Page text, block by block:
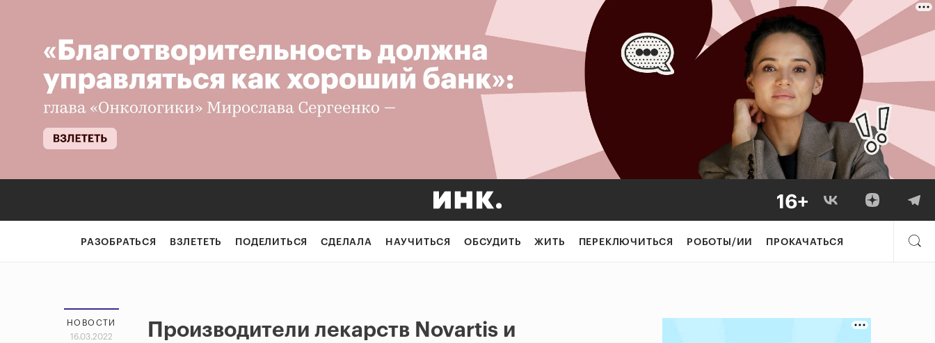
РАЗОБРАТЬСЯ ВЗЛЕТЕТЬ ПОДЕЛИТЬСЯ СДЕЛАЛА НАУЧИТЬСЯ ОБСУДИТЬ ЖИТЬ ПЕРЕКЛЮЧИТЬСЯ РОБОТЫ/ИИ ПРОКАЧАТЬСЯ
НОВОСТИ
16.03.2022
Производители лекарств Novartis и